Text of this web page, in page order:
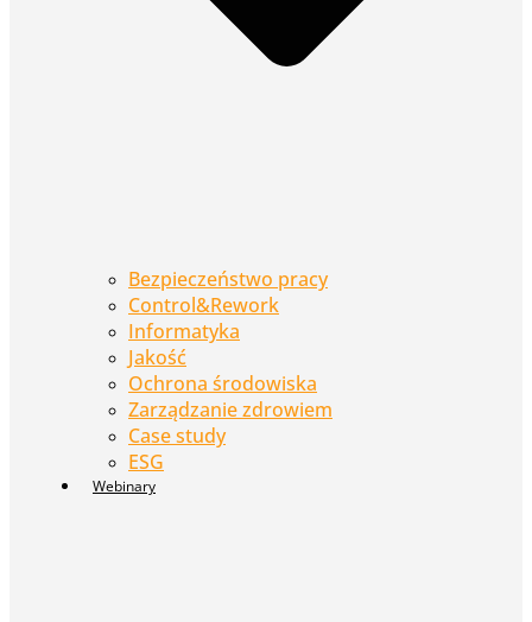
Bezpieczeństwo pracy
Control&Rework
Informatyka
Jakość
Ochrona środowiska
Zarządzanie zdrowiem
Case study
ESG
Webinary